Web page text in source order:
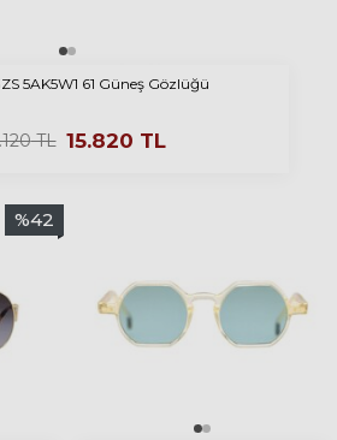
5AK5W1 61 Güneş Gözlüğü
TL 15.820 TL
%42